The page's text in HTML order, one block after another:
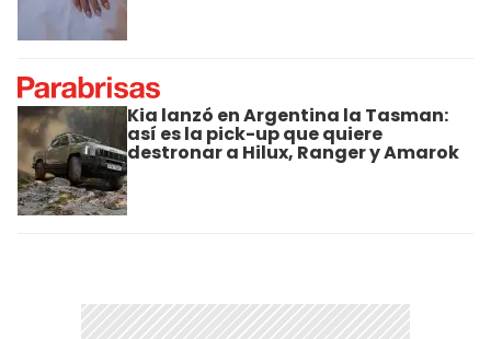
Kia lanzó en Argentina la Tasman:
así es la pick-up que quiere
destronar a Hilux, Ranger y Amarok